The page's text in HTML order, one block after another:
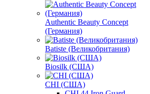
Authentic Beauty Concept
(Германия)
Batiste (Великобритания)
Biosilk (США)
CHI (США)